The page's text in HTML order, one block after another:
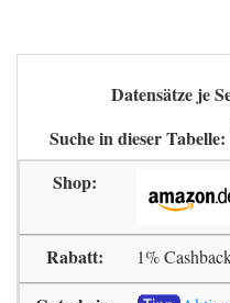
Datensätze je
Suche in dieser Tabelle:
1%